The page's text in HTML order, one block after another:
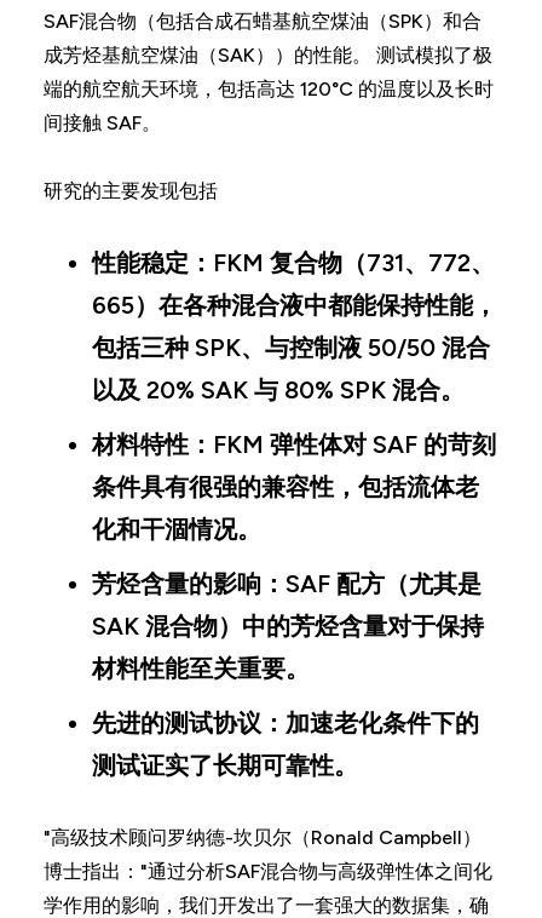
SAF混合物（包括合成石蜡基航空煤油（SPK）和合
成芳烃基航空煤油（SAK））的性能。 测试模拟了极
端的航空航天环境，包括高达 120°C 的温度以及长时
间接触 SAF。
研究的主要发现包括
性能稳定： FKM 复合物（731、772、
665）在各种混合液中都能保持性能，
包括三种 SPK、与控制液 50/50 混合
以及 20% SAK 与 80% SPK 混合。
材料特性： FKM 弹性体对 SAF 的苛刻
条件具有很强的兼容性，包括流体老
化和干涸情况。
芳烃含量的影响： SAF 配方（尤其是
SAK 混合物）中的芳烃含量对于保持
材料性能至关重要。
先进的测试协议： 加速老化条件下的
测试证实了长期可靠性。
"高级技术顾问罗纳德-坎贝尔（Ronald Campbell）
博士指出："通过分析SAF混合物与高级弹性体之间化
学作用的影响，我们开发出了一套强大的数据集，确